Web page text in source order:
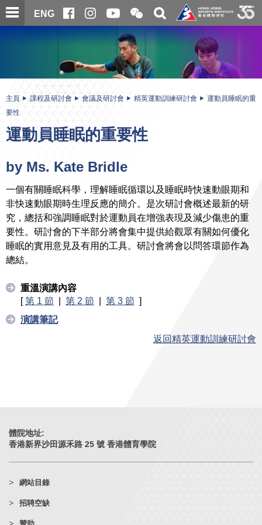
跳
至
ENG
開
合
信
二
維
碼
關
搜
主頁 課程及研討會 會議及研討會 精英運動訓練研討會
運動員睡眠的重
要性
運動員睡眠的重要性
by Ms. Kate Bridle
一個有關睡眠科學，理解睡眠循環以及睡眠時快速動眼期和
非快速動眼期時生理反應的簡介。是次研討會概述最新的研
究，總括和強調睡眠對於運動員在增強表現及減少傷患的重
要性。研討會的下半部分將會集中提供給觀眾有關如何優化
睡眠的實用意見及有用的工具。研討會將會以問答環節作為
總結。
重溫演講內容
[第 1 節 | 第 2 節 | 第 3 節 ]
演講筆記
返回精英運動訓練研討會
體院地址:
香港新界沙田源禾路 25 號 香港體育學院
網站目錄
招聘空缺